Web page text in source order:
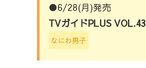
●6/28(月)発売
TVガイドPLUS VOL.43
なにわ男子